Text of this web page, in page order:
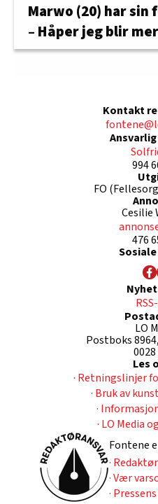
Marwo (20) har
– Håper jeg blir
Kontakt
994
FO
Cesilie
476
LO
Postboks
Les
· Retningslinjer
· Bruk av
·
· LO Media
Fontene
·
· Vær
·